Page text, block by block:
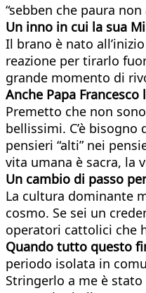
“sebben che paura
Un inno in cui la sua
Il brano è nato
reazione per tirarlo
grande momento di
Anche Papa
Premetto che non
bellissimi. C’è
pensieri “alti” nei
vita umana è sacra, la
Un cambio di passo
La cultura dominante
cosmo. Se sei un
operatori cattolici che
Quando tutto questo
periodo isolata in
Stringerlo a me è